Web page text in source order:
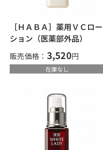
［ＨＡＢＡ］薬用ＶＣロー
ション（医薬部外品）
販売価格： 3,520円
在庫なし